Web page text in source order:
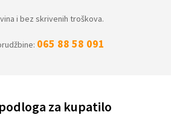
i bez skrivenih troškova.
065 88 58 091
za kupatilo